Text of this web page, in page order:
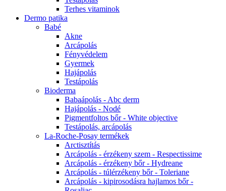
Terhes vitaminok
Dermo patika
Babé
Akne
Arcápolás
Fényvédelem
Gyermek
Hajápolás
Testápolás
Bioderma
Babaápolás - Abc derm
Hajápolás - Nodé
Pigmentfoltos bőr - White objective
Testápolás, arcápolás
La-Roche-Posay termékek
Arctisztítás
Arcápolás - érzékeny szem - Respectissime
Arcápolás - érzékeny bőr - Hydreane
Arcápolás - túlérzékeny bőr - Toleriane
Arcápolás - kipirosodásra hajlamos bőr -